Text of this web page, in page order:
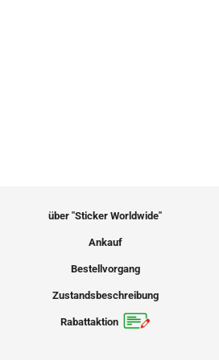
über "Sticker Worldwide"
Ankauf
Bestellvorgang
Zustandsbeschreibung
Rabattaktion